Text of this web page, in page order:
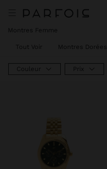
Montres Femme​
Tout Voir Montres Dorées
Couleur Prix